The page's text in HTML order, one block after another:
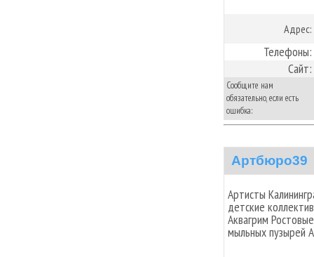
Адрес:
Телефоны:
Сайт:
Сообщите нам
обязательно, если есть
ошибка:
Артбюро39
Артисты
детские
Аквагрим
мыльных пузырей